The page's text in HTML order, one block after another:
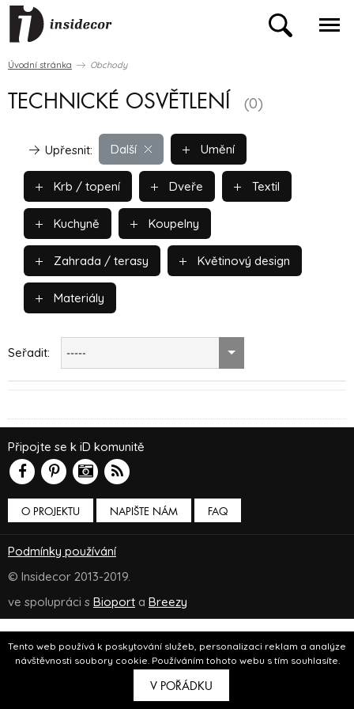
Tento web používá k poskytování služeb, personalizaci reklam a analýze
návštěvnosti soubory cookie. Používáním tohoto webu s tím souhlasíte.
V POŘÁDKU
Úvodní stránka Obchody
TECHNICKÉ OSVĚTLENÍ (0)
Další
Upřesnit: Umění
Krb / topení Dveře Textil
Kuchyně Koupelny
Zahrada / terasy Květinový design
Materiály
Seřadit: -----
O PROJEKTU NAPIŠTE NÁM
Připojte se k iD komunitě
FAQ
Podmínky používání
© Insidecor 2013-2019.
ve spolupráci s Bioport a Breezy